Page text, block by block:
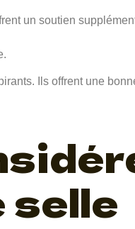
un soutien
Ils offrent une
selle